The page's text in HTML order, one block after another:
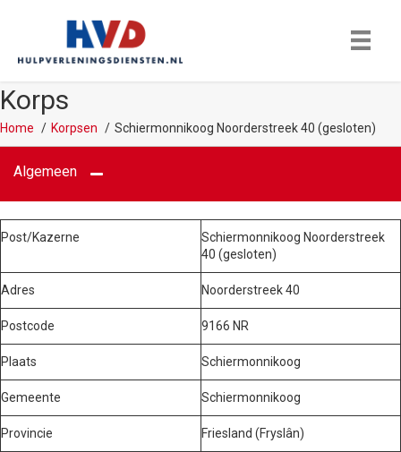
Korps
Home Korpsen Schiermonnikoog Noorderstreek 40 (gesloten)
Algemeen
Post/Kazerne
Schiermonnikoog Noorderstreek
40 (gesloten)
Adres Noorderstreek 40
Postcode 9166 NR
Plaats Schiermonnikoog
Gemeente Schiermonnikoog
Provincie Friesland (Fryslân)